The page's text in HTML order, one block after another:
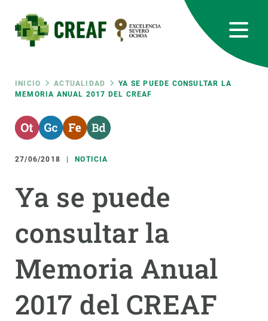
contenido
principal
Ruta
de
navegación
INICIO ACTUALIDAD
YA SE PUEDE CONSULTAR LA
MEMORIA ANUAL 2017 DEL CREAF
27/06/2018 NOTICIA
Ya se puede
consultar la
Memoria Anual
2017 del CREAF
RRSS
Featured
responsive
INTRANET
Responsive
menu
INVESTIGACIÓN
CIENCIA EN ACCIÓN
ÚNETE A NOSOTROS
PARTICIPA